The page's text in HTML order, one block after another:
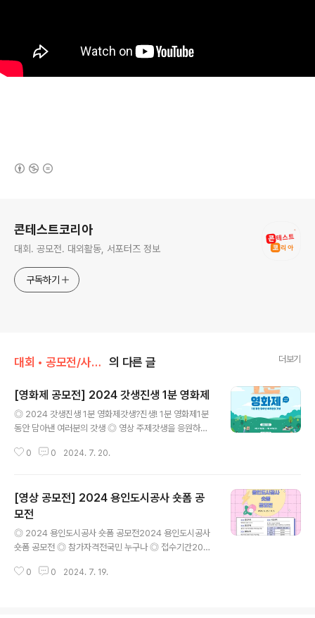
콘테스트코리아
대회. 공모전. 대외활동, 서포터즈 정보
구독하기
대회 • 공모전/사진 • 영상 의 다른 글 더보기
[영화제 공모전] 2024 갓생진생 1분 영화제
◎ 2024 갓생진생 1분 영화제갓생?진생! 1분 영화제1분
동안 담아낸 여러분의 갓생 ◎ 영상 주제갓생을 응원하는
간2024.06.17.(월)~07.26.(금) ◎ 수상작 선정2024.0
5만원 ◎ 접수 방법1. 개인 SNS에 필수 해시태그와 함께
인삼 섭취 장면을 포함한 영상 업로드(#1분영화제 #갓생
진생 #피로회복 #자양강장제 #인삼)2. 계정 공개 여부 확
인3. 영화제 페이지에 안내 된 구글 폼 작성 ◎ 영상 규격-
1분 이내 길이- 가로 또는 세로 형식- 장르 무관 ◎ 문 의공
모전 운영사무국 이메일 ..
0 0 2024. 7. 20.
[영상 공모전] 2024 용인도시공사 숏폼 공
모전
◎ 2024 용인도시공사 숏폼 공모전2024 용인도시공사
숏폼 공모전 ◎ 참가자격전국민 누구나 ◎ 접수기간202
민 누구나(개인 또는 팀) ◎ 접수방법이메일 접수(sh1758
0 0 2024. 7. 19.